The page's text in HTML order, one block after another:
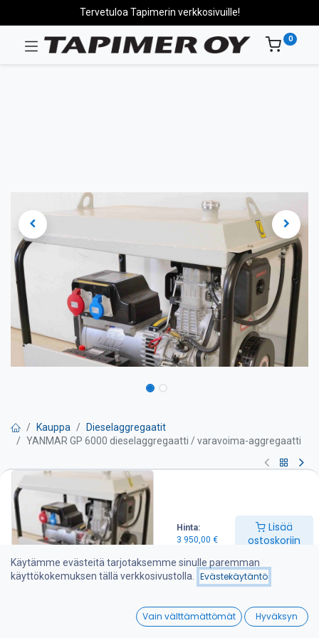
Hinta:
3 950,00 €
Lisää
ostoskoriin
Wishlist
Tervetuloa Tapimerin verkkosivuille!
0
Kauppa
Dieselaggregaatit
YANMAR GP 6000 dieselaggregaatti / varavoima-aggregaatti
YANMAR GP 6000
dieselaggregaatti / varavoima-
aggregaatti
Pyydä tarjous
Käytämme evästeitä tarjotaksemme sinulle paremman
käyttökokemuksen tällä verkkosivustolla.
Evästekäytäntö
Vain välttämättömät Hyväksyn